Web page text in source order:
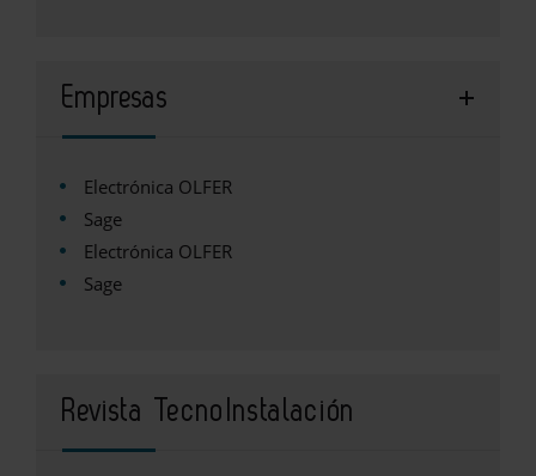
Empresas
Electrónica OLFER
Sage
Electrónica OLFER
Sage
Revista TecnoInstalación